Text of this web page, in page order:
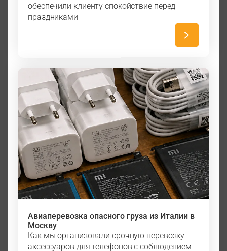
обеспечили клиенту спокойствие перед
праздниками
Авиаперевозка опасного груза из Италии в
Москву
Как мы организовали срочную перевозку
аксессуаров для телефонов с соблюдением